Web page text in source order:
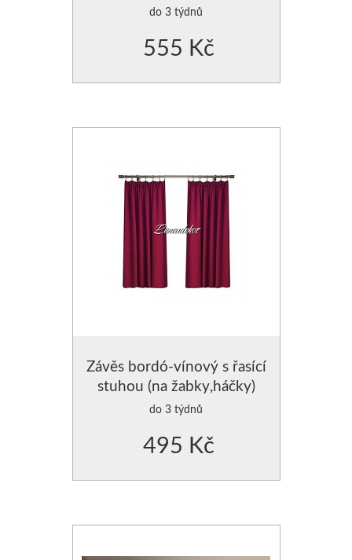
do 3 týdnů
555 Kč
Závěs bordó-vínový s řasící
stuhou (na žabky,háčky)
do 3 týdnů
495 Kč